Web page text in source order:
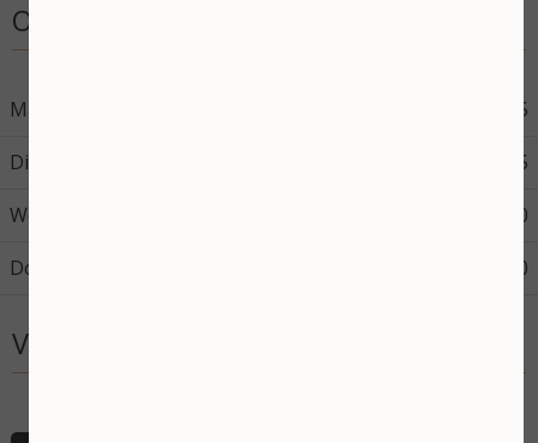
Openingstijden
Maandag
17:45
Dinsdag
17:45
Woensdag
17:30
Donderdag
12:00
Volg mij